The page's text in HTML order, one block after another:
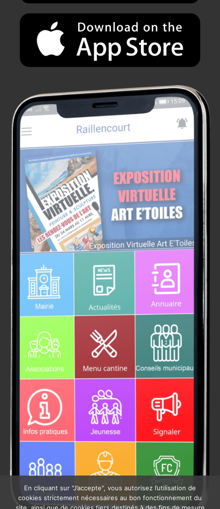
En cliquant sur "J’accepte", vous autorisez l’utilisation de
cookies strictement nécessaires au bon fonctionnement du